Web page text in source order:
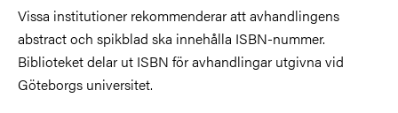
Vissa institutioner rekommenderar att avhandlingens
abstract och spikblad ska innehålla ISBN-nummer.
Biblioteket delar ut ISBN för avhandlingar utgivna vid
Göteborgs universitet.